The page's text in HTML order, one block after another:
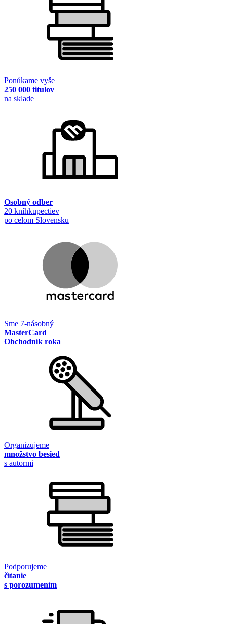
Ponúkame vyše
250 000 titulov
na sklade
Osobný odber
20 kníhkupectiev
po celom Slovensku
Sme 7-násobný
MasterCard
Obchodník roka
Organizujeme
množstvo besied
s autormi
Podporujeme
čítanie
s porozumením